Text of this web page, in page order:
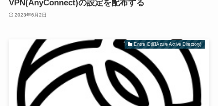
VPN(AnyConnect)の設定を配布する
2023年6月2日
Entra ID(旧Azure Active Directory)